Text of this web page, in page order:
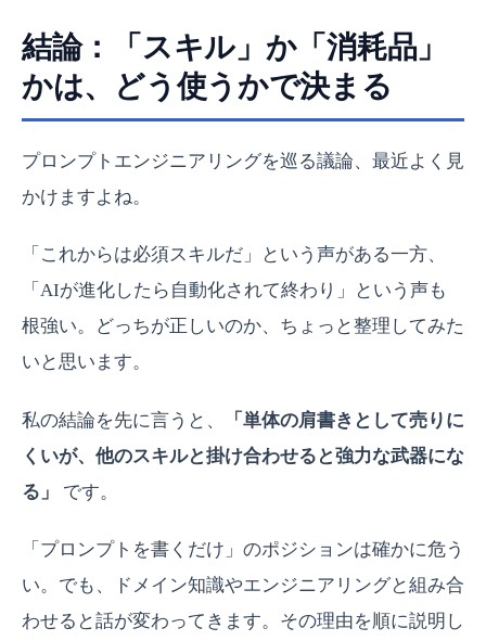
結論：「スキル」か「消耗品」
かは、どう使うかで決まる
プロンプトエンジニアリングを巡る議論、最近よく見
かけますよね。
「これからは必須スキルだ」という声がある一方、
「AIが進化したら自動化されて終わり」という声も
根強い。どっちが正しいのか、ちょっと整理してみた
いと思います。
私の結論を先に言うと、
「単体の肩書きとして売りに
くいが、他のスキルと掛け合わせると強力な武器にな
る」
です。
「プロンプトを書くだけ」のポジションは確かに危う
い。でも、ドメイン知識やエンジニアリングと組み合
わせると話が変わってきます。その理由を順に説明し